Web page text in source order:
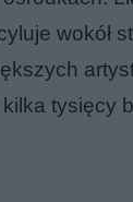
wokół
tysięcy